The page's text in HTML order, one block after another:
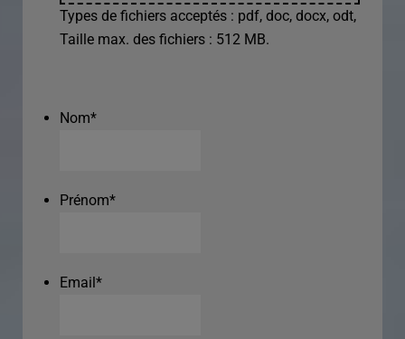
Types de fichiers acceptés : pdf, doc, docx, odt,
Taille max. des fichiers : 512 MB.
Nom*
Prénom*
Email*